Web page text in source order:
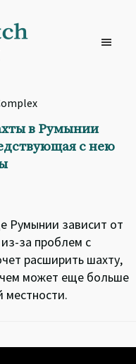
в Румынии
с нею
Румынии зависит от
за проблем с
расширить шахту,
может еще больше
местности.